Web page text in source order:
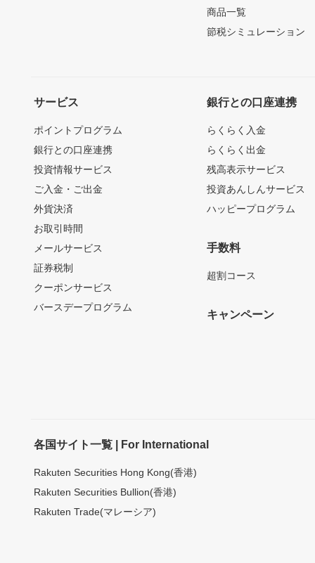
商品一覧
節税シミュレーション
サービス
ポイントプログラム
銀行との口座連携
投資情報サービス
ご入金・ご出金
外貨決済
お取引時間
メールサービス
証券税制
クーポンサービス
バースデープログラム
銀行との口座連携
らくらく入金
らくらく出金
残高表示サービス
投資あんしんサービス
ハッピープログラム
手数料
超割コース
キャンペーン
各国サイト一覧 | For International
Rakuten Securities Hong Kong(香港)
Rakuten Securities Bullion(香港)
Rakuten Trade(マレーシア)